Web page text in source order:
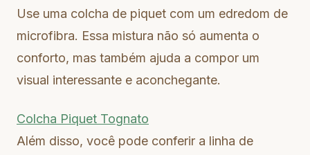
Use uma colcha de piquet com um edredom de
microfibra. Essa mistura não só aumenta o
conforto, mas também ajuda a compor um
visual interessante e aconchegante.
Colcha Piquet Tognato
Além disso, você pode conferir a linha de